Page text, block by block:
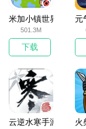
米加小镇世界2025
501.3M
下载
元
云逆水寒手游 火